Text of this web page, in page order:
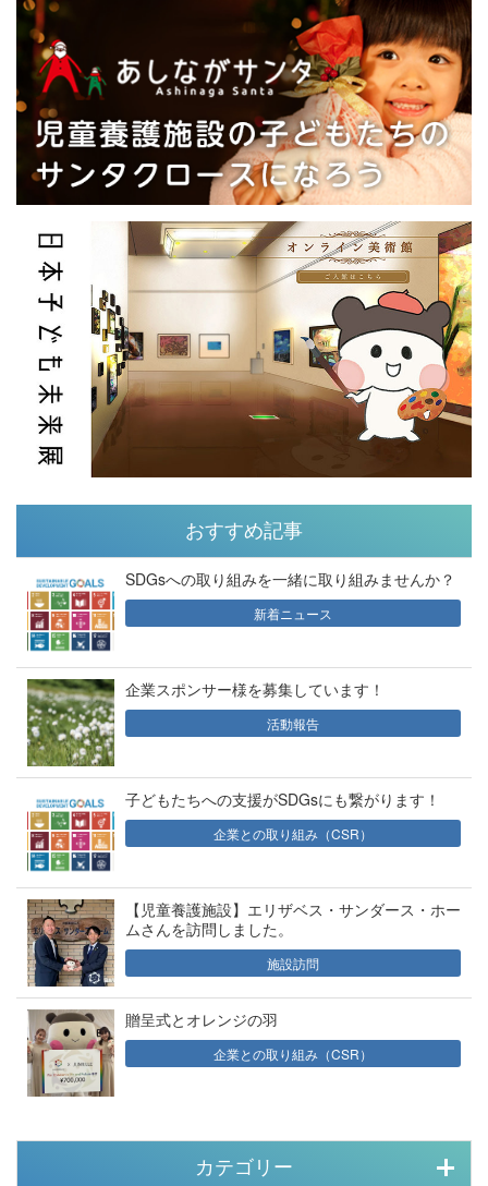
おすすめ記事
SDGsへの取り組みを一緒に取り組みませんか？
新着ニュース
企業スポンサー様を募集しています！
活動報告
子どもたちへの支援がSDGsにも繋がります！
企業との取り組み（CSR）
【児童養護施設】エリザベス・サンダース・ホー
ムさんを訪問しました。
施設訪問
贈呈式とオレンジの羽
企業との取り組み（CSR）
カテゴリー